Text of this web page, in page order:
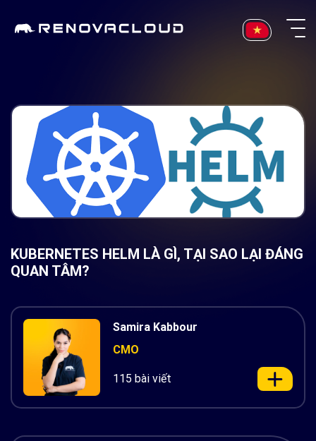
KUBERNETES HELM LÀ GÌ, TẠI SAO LẠI ĐÁNG
QUAN TÂM?
Samira Kabbour
CMO
115 bài viết